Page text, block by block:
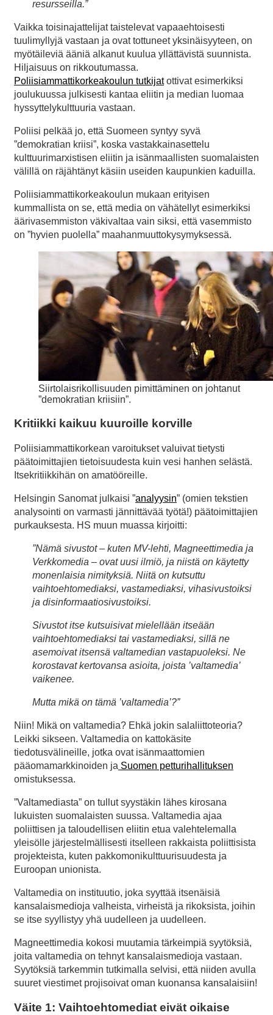
resursseilla.”
Vaikka toisinajattelijat taistelevat vapaaehtoisesti
tuulimyllyjä vastaan ja ovat tottuneet yksinäisyyteen, on
myötäileviä ääniä alkanut kuulua yllättävistä suunnista.
Hiljaisuus on rikkoutumassa.
Poliisiammattikorkeakoulun tutkijatottivat esimerkiksi
joulukuussa julkisesti kantaa eliitin ja median luomaa
hyssyttelykulttuuria vastaan.
Poliisi pelkää jo, että Suomeen syntyy syvä
”demokratian kriisi”, koska vastakkainasettelu
kulttuurimarxistisen eliitin ja isänmaallisten suomalaisten
välillä on räjähtänyt käsiin useiden kaupunkien kaduilla.
Poliisiammattikorkeakoulun mukaan erityisen
kummallista on se, että media on vähätellyt esimerkiksi
äärivasemmiston väkivaltaa vain siksi, että vasemmisto
on ”hyvien puolella” maahanmuuttokysymyksessä.
Siirtolaisrikollisuuden pimittäminen on johtanut
”demokratian kriisiin”.
Kritiikki kaikuu kuuroille korville
Poliisiammattikorkean varoitukset valuivat tietysti
päätoimittajien tietoisuudesta kuin vesi hanhen selästä.
Itsekritiikkihän on amatööreille.
Helsingin Sanomat julkaisi ”analyysin” (omien tekstien
analysointi on varmasti jännittävää työtä!) päätoimittajien
purkauksesta. HS muun muassa kirjoitti:
”Nämä sivustot – kuten MV-lehti, Magneettimedia ja
Verkkomedia – ovat uusi ilmiö, ja niistä on käytetty
monenlaisia nimityksiä. Niitä on kutsuttu
vaihtoehtomediaksi, vastamediaksi, vihasivustoiksi
ja disinformaatiosivustoiksi.
Sivustot itse kutsuisivat mielellään itseään
vaihtoehtomediaksi tai vastamediaksi, sillä ne
asemoivat itsensä valtamedian vastapuoleksi. Ne
korostavat kertovansa asioita, joista ’valtamedia’
vaikenee.
Mutta mikä on tämä ’valtamedia’?”
Niin! Mikä on valtamedia? Ehkä jokin salaliittoteoria?
Leikki sikseen. Valtamedia on kattokäsite
tiedotusvälineille, jotka ovat isänmaattomien
pääomamarkkinoiden ja Suomen petturihallituksen
omistuksessa.
”Valtamediasta” on tullut syystäkin lähes kirosana
lukuisten suomalaisten suussa. Valtamedia ajaa
poliittisen ja taloudellisen eliitin etua valehtelemalla
yleisölle järjestelmällisesti itselleen rakkaista poliittisista
projekteista, kuten pakkomonikulttuurisuudesta ja
Euroopan unionista.
Valtamedia on instituutio, joka syyttää itsenäisiä
kansalaismedioja valheista, virheistä ja rikoksista, joihin
se itse syyllistyy yhä uudelleen ja uudelleen.
Magneettimedia kokosi muutamia tärkeimpiä syytöksiä,
joita valtamedia on tehnyt kansalaismedioja vastaan.
Syytöksiä tarkemmin tutkimalla selvisi, että niiden avulla
suuret viestimet projisoivat oman kuonansa kansalaisiin!
Väite 1: Vaihtoehtomediat eivät oikaise